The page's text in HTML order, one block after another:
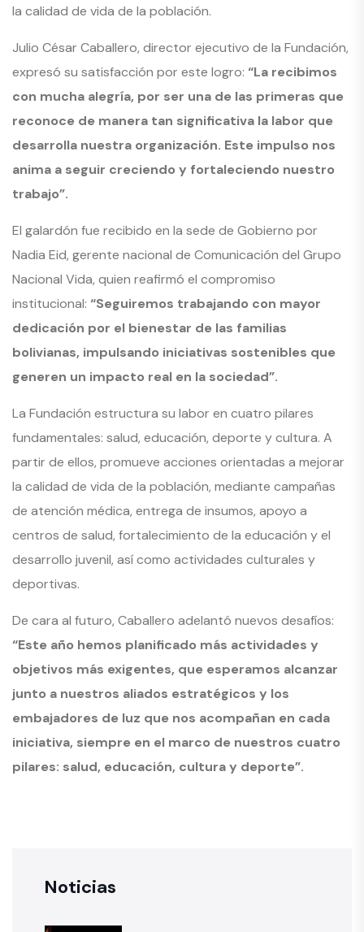
la calidad de vida de la población.
Julio César Caballero, director ejecutivo de la Fundación,
expresó su satisfacción por este logro: “La recibimos
con mucha alegría, por ser una de las primeras que
reconoce de manera tan significativa la labor que
desarrolla nuestra organización. Este impulso nos
anima a seguir creciendo y fortaleciendo nuestro
trabajo”.
El galardón fue recibido en la sede de Gobierno por
Nadia Eid, gerente nacional de Comunicación del Grupo
Nacional Vida, quien reafirmó el compromiso
institucional: “Seguiremos trabajando con mayor
dedicación por el bienestar de las familias
bolivianas, impulsando iniciativas sostenibles que
generen un impacto real en la sociedad”.
La Fundación estructura su labor en cuatro pilares
fundamentales: salud, educación, deporte y cultura. A
partir de ellos, promueve acciones orientadas a mejorar
la calidad de vida de la población, mediante campañas
de atención médica, entrega de insumos, apoyo a
centros de salud, fortalecimiento de la educación y el
desarrollo juvenil, así como actividades culturales y
deportivas.
De cara al futuro, Caballero adelantó nuevos desafíos:
“Este año hemos planificado más actividades y
objetivos más exigentes, que esperamos alcanzar
junto a nuestros aliados estratégicos y los
embajadores de luz que nos acompañan en cada
iniciativa, siempre en el marco de nuestros cuatro
pilares: salud, educación, cultura y deporte”.
Noticias